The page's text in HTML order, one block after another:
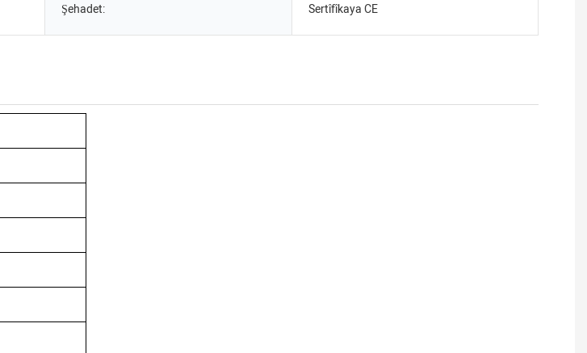
Şehadet: Sertîfîkaya CE